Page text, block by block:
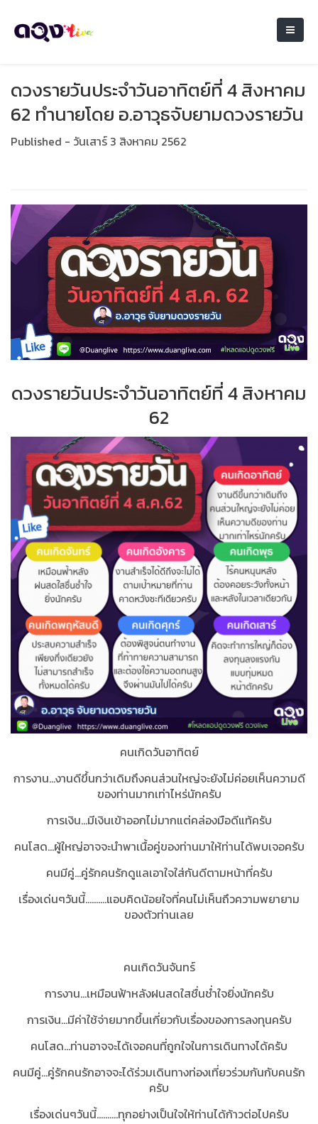
ดวงรายวันประจำวันอาทิตย์ที่ 4 สิงหาคม
62 ทำนายโดย อ.อาวุธจับยามดวงรายวัน
Published - วันเสาร์ 3 สิงหาคม 2562
ดวงรายวันประจำวันอาทิตย์ที่4 สิงหาคม
62
คนเกิดวันอาทิตย์
การงาน...งานดีขึ้นกว่าเดิมถึงคนส่วนใหญ่จะยังไม่ค่อยเห็นความดี
ของท่านมากเท่าไหร่นักครับ
การเงิน...มีเงินเข้าออกไม่มากแต่คล่องมือดีแท้ครับ
คนโสด...ผู้ใหญ่อาจจะนำพาเนื้อคู่ของท่านมาให้ท่านได้พบเจอครับ
คนมีคู่...คู่รักคนรักดูแลเอาใจใส่กันดีตามหน้าที่ครับ
เรื่องเด่นๆวันนี้..........แอบคิดน้อยใจที่คนไม่เห็นถึวความพยายาม
ของตัวท่านเลย
คนเกิดวันจันทร์
การงาน...เหมือนฟ้าหลังฝนสดใสชื่นช่ำใจยิ่งนักครับ
การเงิน...มีค่าใช้จ่ายมากขึ้นเกี่ยวกับเรื่องของการลงทุนครับ
คนโสด...ท่านอาจจะได้เจอคนที่ถูกใจในการเดินทางได้ครับ
คนมีคู่...คู่รักคนรักอาจจะได้ร่วมเดินทางท่องเที่ยวร่วมกันกับคนรัก
ครับ
เรื่องเด่นๆวันนี้..........ทุกอย่างเป็นใจให้ท่านได้ก้าวต่อไปครับ